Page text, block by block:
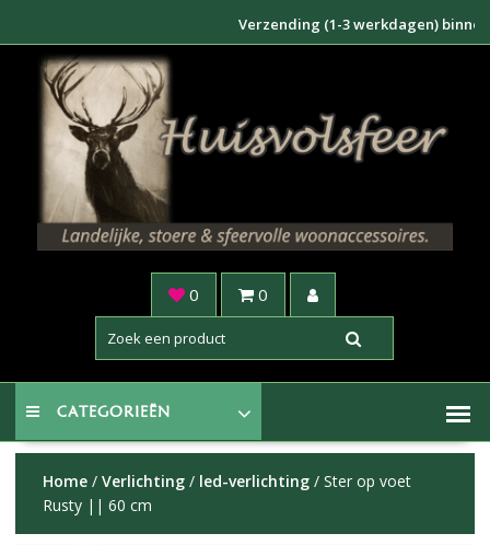
inhoud
Verzending (1-3 werkdagen) binnen
0 0
CATEGORIEËN
Home/ Verlichting/ led-verlichting/ Ster op voet
Rusty || 60 cm